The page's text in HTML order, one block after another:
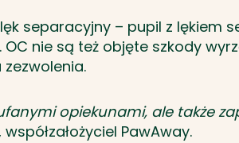
separacyjny – pupil z
nie są też objęte szkody
opiekunami, ale także
PawAway.